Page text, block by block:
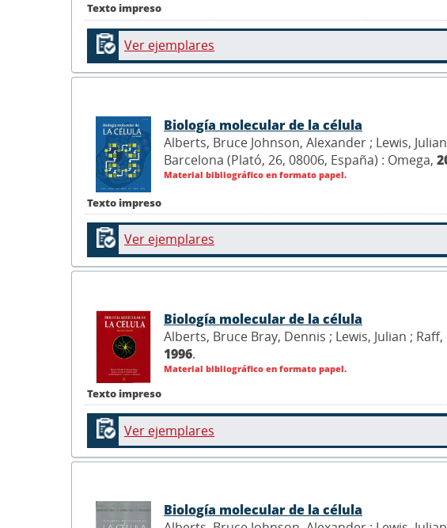
Texto impreso
Ver ejemplares
Texto impreso
Biología molecular de la célula
Alberts, Bruce Johnson, Alexander ; Lewis,
Barcelona (Plató, 26, 08006, España) : Omega,
Material bibliográfico en formato papel.
Ver ejemplares
Texto impreso
Biología molecular de la célula
Alberts, Bruce Bray, Dennis ; Lewis, Julian ;
1996.
Material bibliográfico en formato papel.
Ver ejemplares
Biología molecular de la célula